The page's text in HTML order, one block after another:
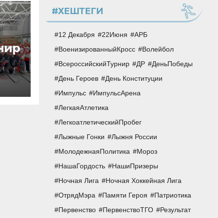
#ХЕШТЕГИ
12 Декабря 22Июня
АРБ
ВоенизированныйКросс
Волейбол
ВсероссийскийТурнир
ДР
ДеньПобеды
День Героев
День Конституции
Импульс
ИмпульсАрена
ЛегкаяАтлетика
ЛегкоатлетическийПробег
Лыжные Гонки
Лыжня России
МолодежнаяПолитика
Мороз
НашаГордость
НашиПризеры
Ночная Лига
Ночная Хоккейная Лига
ОтрядМэра
Памяти Героя
Патриотика
Первенство
ПервенствоТГО
Результат